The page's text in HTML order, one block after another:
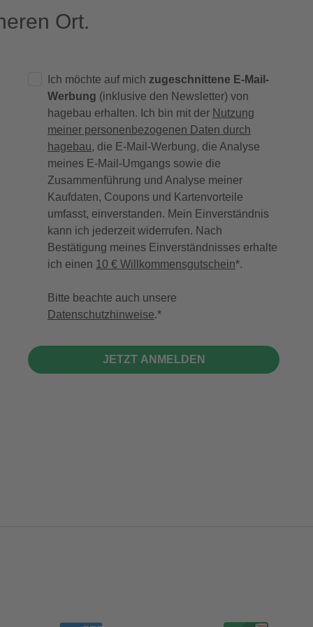
Ort.
Ich möchte auf mich zugeschnittene E-Mail-
Werbung (inklusive den Newsletter) von
hagebau erhalten. Ich bin mit der Nutzung
meiner personenbezogenen Daten durch
hagebau, die E-Mail-Werbung, die Analyse
meines E-Mail-Umgangs sowie die
Zusammenführung und Analyse meiner
Kaufdaten, Coupons und Kartenvorteile
umfasst, einverstanden. Mein Einverständnis
kann ich jederzeit widerrufen. Nach
Bestätigung meines Einverständnisses erhalte
ich einen 10 € Willkommensgutschein*.
Bitte beachte auch unsere
Datenschutzhinweise.
JETZT ANMELDEN